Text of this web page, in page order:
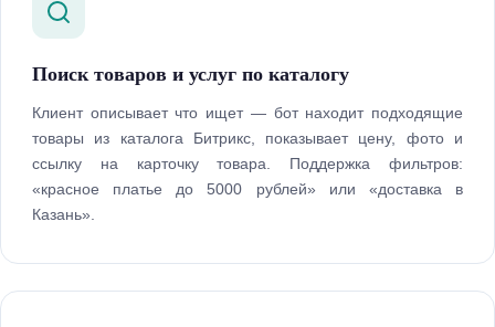
Поиск товаров и услуг по каталогу
Клиент описывает что ищет — бот находит подходящие
товары из каталога Битрикс, показывает цену, фото и
ссылку на карточку товара. Поддержка фильтров:
«красное платье до 5000 рублей» или «доставка в
Казань».